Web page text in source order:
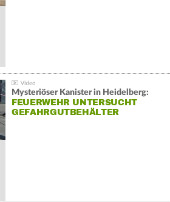
Mysteriöser Kanister in Heidelberg:
FEUERWEHR UNTERSUCHT
GEFAHRGUTBEHÄLTER